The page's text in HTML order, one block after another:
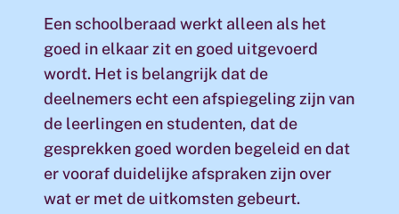
Een schoolberaad werkt alleen als het
goed in elkaar zit en goed uitgevoerd
wordt. Het is belangrijk dat de
deelnemers echt een afspiegeling zijn van
de leerlingen en studenten, dat de
gesprekken goed worden begeleid en dat
er vooraf duidelijke afspraken zijn over
wat er met de uitkomsten gebeurt.